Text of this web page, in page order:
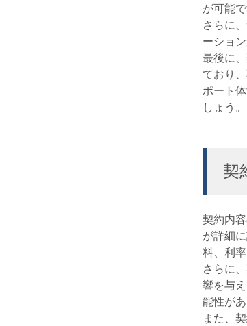
が可能で
さらに
ーショ
最後に
ており
ポート
しょう。
契
契約内
が詳細
料、利
さらに
響を与
能性があ
また、